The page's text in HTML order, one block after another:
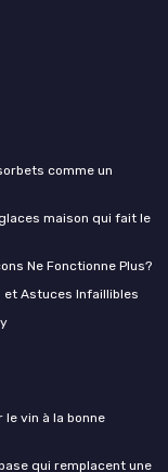
comme un
maison qui fait le
Ne Fonctionne Plus?
et Astuces Infaillibles
le vin à la bonne
qui remplacent une